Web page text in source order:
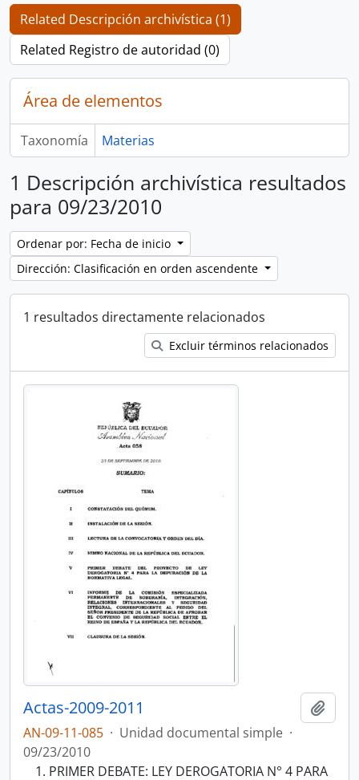
Related Descripción archivística (1)
Related Registro de autoridad (0)
Área de elementos
Taxonomía Materias
1 Descripción archivística resultados
para 09/23/2010
Ordenar por: Fecha de inicio
Dirección: Clasificación en orden ascendente
1 resultados directamente relacionados
Excluir términos relacionados
Actas-2009-2011
AN-09-11-085 · Unidad documental simple ·
09/23/2010
PRIMER DEBATE: LEY DEROGATORIA N° 4 PARA